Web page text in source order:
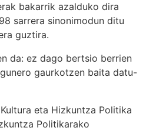
bakarrik azalduko dira
sarrera sinonimodun ditu
guztira.
da: ez dago bertsio berrien
gaurkotzen baita datu-
eta Hizkuntza Politika
Politikarako